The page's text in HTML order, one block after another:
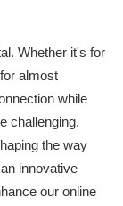
Whether it's for
almost
while
challenging.
the way
innovative
our online